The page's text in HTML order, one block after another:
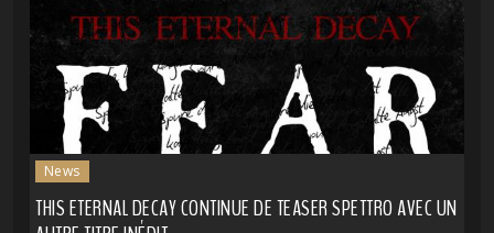
News
THIS ETERNAL DECAY CONTINUE DE TEASER SPETTRO AVEC UN